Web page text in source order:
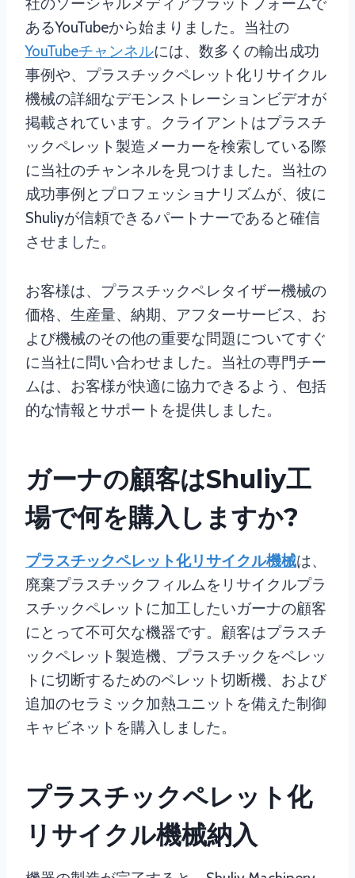
社のソーシャルメディアプラットフォームで
あるYouTubeから始まりました。当社の
YouTubeチャンネルには、数多くの輸出成功
事例や、プラスチックペレット化リサイクル
機械の詳細なデモンストレーションビデオが
掲載されています。クライアントはプラスチ
ックペレット製造メーカーを検索している際
に当社のチャンネルを見つけました。当社の
成功事例とプロフェッショナリズムが、彼に
Shuliyが信頼できるパートナーであると確信
させました。
お客様は、プラスチックペレタイザー機械の
価格、生産量、納期、アフターサービス、お
よび機械のその他の重要な問題についてすぐ
に当社に問い合わせました。当社の専門チー
ムは、お客様が快適に協力できるよう、包括
的な情報とサポートを提供しました。
ガーナの顧客はShuliy工
場で何を購入しますか?
プラスチックペレット化リサイクル機械は、
廃棄プラスチックフィルムをリサイクルプラ
スチックペレットに加工したいガーナの顧客
にとって不可欠な機器です。顧客はプラスチ
ックペレット製造機、プラスチックをペレッ
トに切断するためのペレット切断機、および
追加のセラミック加熱ユニットを備えた制御
キャビネットを購入しました。
プラスチックペレット化
リサイクル機械納入